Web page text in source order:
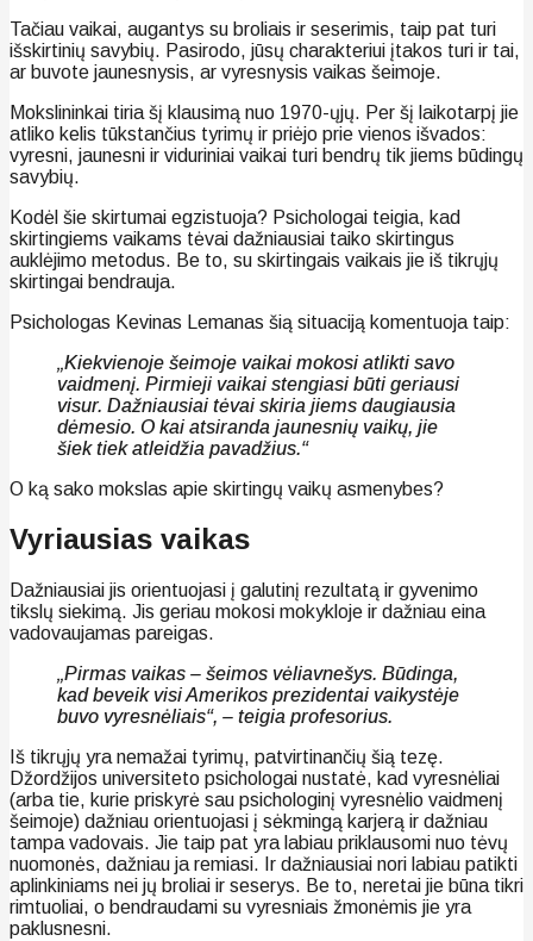
Tačiau vaikai, augantys su broliais ir seserimis, taip pat turi
išskirtinių savybių. Pasirodo, jūsų charakteriui įtakos turi ir tai,
ar buvote jaunesnysis, ar vyresnysis vaikas šeimoje.
Mokslininkai tiria šį klausimą nuo 1970-ųjų. Per šį laikotarpį jie
atliko kelis tūkstančius tyrimų ir priėjo prie vienos išvados:
vyresni, jaunesni ir viduriniai vaikai turi bendrų tik jiems būdingų
savybių.
Kodėl šie skirtumai egzistuoja? Psichologai teigia, kad
skirtingiems vaikams tėvai dažniausiai taiko skirtingus
auklėjimo metodus. Be to, su skirtingais vaikais jie iš tikrųjų
skirtingai bendrauja.
Psichologas Kevinas Lemanas šią situaciją komentuoja taip:
„Kiekvienoje šeimoje vaikai mokosi atlikti savo
vaidmenį. Pirmieji vaikai stengiasi būti geriausi
visur. Dažniausiai tėvai skiria jiems daugiausia
dėmesio. O kai atsiranda jaunesnių vaikų, jie
šiek tiek atleidžia pavadžius.“
O ką sako mokslas apie skirtingų vaikų asmenybes?
Vyriausias vaikas
Dažniausiai jis orientuojasi į galutinį rezultatą ir gyvenimo
tikslų siekimą. Jis geriau mokosi mokykloje ir dažniau eina
vadovaujamas pareigas.
„Pirmas vaikas – šeimos vėliavnešys. Būdinga,
kad beveik visi Amerikos prezidentai vaikystėje
buvo vyresnėliais“, – teigia profesorius.
Iš tikrųjų yra nemažai tyrimų, patvirtinančių šią tezę.
Džordžijos universiteto psichologai nustatė, kad vyresnėliai
(arba tie, kurie priskyrė sau psichologinį vyresnėlio vaidmenį
šeimoje) dažniau orientuojasi į sėkmingą karjerą ir dažniau
tampa vadovais. Jie taip pat yra labiau priklausomi nuo tėvų
nuomonės, dažniau ja remiasi. Ir dažniausiai nori labiau patikti
aplinkiniams nei jų broliai ir seserys. Be to, neretai jie būna tikri
rimtuoliai, o bendraudami su vyresniais žmonėmis jie yra
paklusnesni.